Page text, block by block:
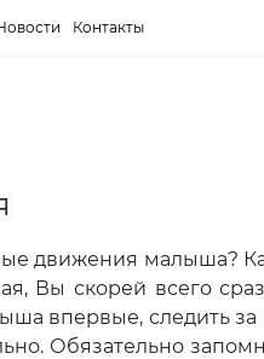
Контакты
движения малыша?
Вы скорей всего
впервые, следить
Обязательно